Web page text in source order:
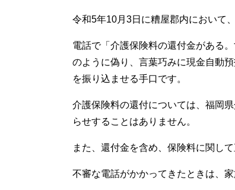
令和5年10月3日に糟屋郡内において
電話で「介護保険料の還付金がある
のように偽り、言葉巧みに現金自動
を振り込ませる手口です。
介護保険料の還付については、福岡
らせすることはありません。
また、還付金を含め、保険料に関し
不審な電話がかかってきたときは、